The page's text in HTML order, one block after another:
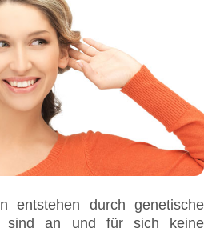
entstehen durch genetische
sind an und für sich keine